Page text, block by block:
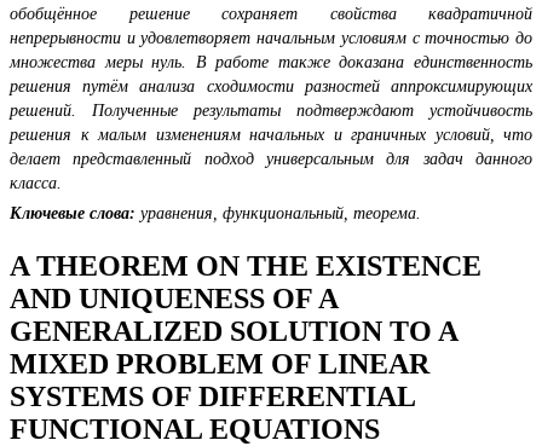
обобщённое решение сохраняет свойства квадратичной
непрерывности и удовлетворяет начальным условиям с точностью до
множества меры нуль. В работе также доказана единственность
решения путём анализа сходимости разностей аппроксимирующих
решений. Полученные результаты подтверждают устойчивость
решения к малым изменениям начальных и граничных условий, что
делает представленный подход универсальным для задач данного
класса.
Ключевые слова: уравнения, функциональный, теорема.
A THEOREM ON THE EXISTENCE
AND UNIQUENESS OF A
GENERALIZED SOLUTION TO A
MIXED PROBLEM OF LINEAR
SYSTEMS OF DIFFERENTIAL
FUNCTIONAL EQUATIONS